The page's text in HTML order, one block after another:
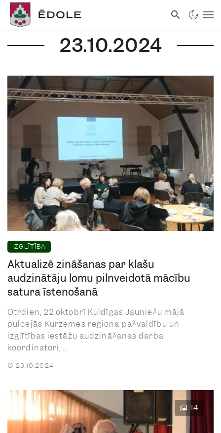
23.10.2024
IZGLĪTĪBA
Aktualizē zināšanas par klašu
audzinātāju lomu pilnveidotā mācību
satura īstenošanā
Otrdien, 22.oktobrī Kuldīgas Jauniešu mājā
pulcējās Kurzemes reģiona pašvaldību un
izglītības iestāžu audzināšanas darba
koordinatori, ...
23.10.2024
14